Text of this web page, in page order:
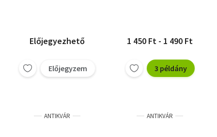
Előjegyezhető
Előjegyzem
1 450 Ft - 1 490 Ft
3 példány
ANTIKVÁR ANTIKVÁR